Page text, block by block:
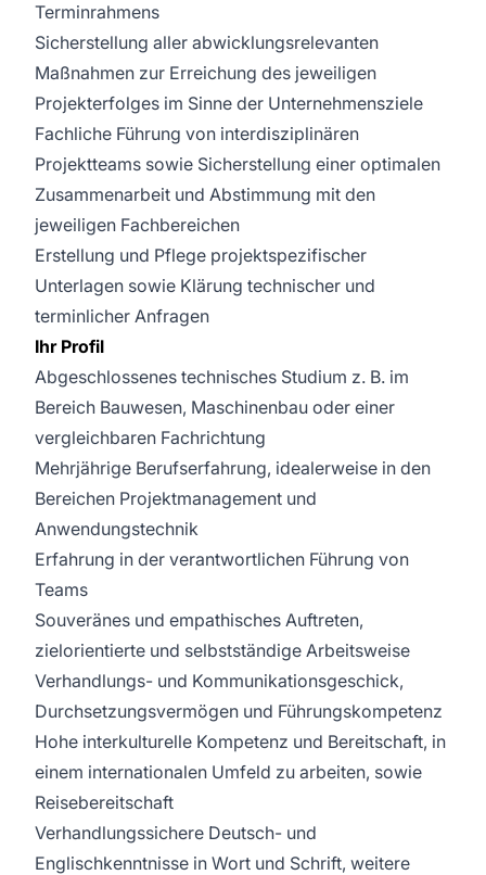
Terminrahmens
Sicherstellung aller abwicklungsrelevanten
Maßnahmen zur Erreichung des jeweiligen
Projekterfolges im Sinne der Unternehmensziele
Fachliche Führung von interdisziplinären
Projektteams sowie Sicherstellung einer optimalen
Zusammenarbeit und Abstimmung mit den
jeweiligen Fachbereichen
Erstellung und Pflege projektspezifischer
Unterlagen sowie Klärung technischer und
terminlicher Anfragen
Ihr Profil
Abgeschlossenes technisches Studium z. B. im
Bereich Bauwesen, Maschinenbau oder einer
vergleichbaren Fachrichtung
Mehrjährige Berufserfahrung, idealerweise in den
Bereichen Projektmanagement und
Anwendungstechnik
Erfahrung in der verantwortlichen Führung von
Teams
Souveränes und empathisches Auftreten,
zielorientierte und selbstständige Arbeitsweise
Verhandlungs- und Kommunikationsgeschick,
Durchsetzungsvermögen und Führungskompetenz
Hohe interkulturelle Kompetenz und Bereitschaft, in
einem internationalen Umfeld zu arbeiten, sowie
Reisebereitschaft
Verhandlungssichere Deutsch- und
Englischkenntnisse in Wort und Schrift, weitere